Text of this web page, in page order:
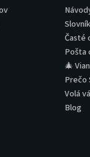
Časté
Pošta
🎄
Prečo
Volá
Blog